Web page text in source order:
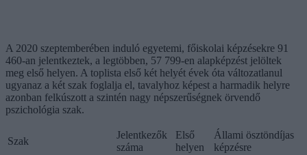
A 2020 szeptemberében induló egyetemi, főiskolai képzésekre 91
460-an jelentkeztek, a legtöbben, 57 799-en alapképzést jelöltek
meg első helyen. A toplista első két helyét évek óta változatlanul
ugyanaz a két szak foglalja el, tavalyhoz képest a harmadik helyre
azonban felkúszott a szintén nagy népszerűségnek örvendő
pszichológia szak.
Szak
Jelentkezők
száma
Első
helyen
Állami ösztöndíjas
képzésre